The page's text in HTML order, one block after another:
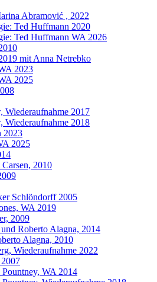
Abramović , 2022
Ted Huffmann 2020
Ted Huffmann WA 2026
mit Anna Netrebko
2023
2025
Wiederaufnahme 2017
Wiederaufnahme 2018
2023
2025
2010
Schlöndorff 2005
WA 2019
2009
Roberto Alagna, 2014
Alagna, 2010
Wiederaufnahme 2022
WA 2014